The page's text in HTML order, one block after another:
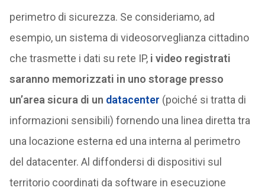
perimetro di sicurezza. Se consideriamo, ad
esempio, un sistema di videosorveglianza cittadino
che trasmette i dati su rete IP, i video registrati
saranno memorizzati in uno storage presso
un’area sicura di un datacenter (poiché si tratta di
informazioni sensibili) fornendo una linea diretta tra
una locazione esterna ed una interna al perimetro
del datacenter. Al diffondersi di dispositivi sul
territorio coordinati da software in esecuzione